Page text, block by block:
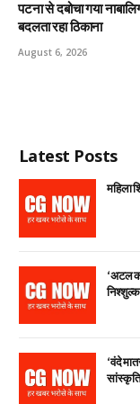
पटना से दबोचा गया
बदलता रहा ठिकाना
August 6, 2026
Latest Posts
महिला
‘अटल
‘वंदे